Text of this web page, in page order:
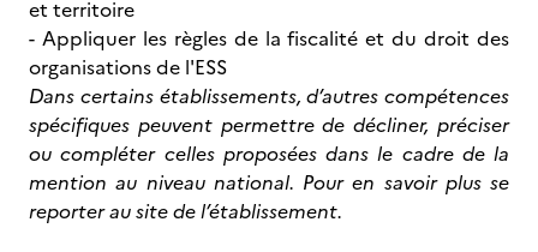
et territoire
- Appliquer les règles de la fiscalité et du droit des
organisations de l'ESS
Dans certains établissements, d’autres compétences
spécifiques peuvent permettre de décliner, préciser
ou compléter celles proposées dans le cadre de la
mention au niveau national. Pour en savoir plus se
reporter au site de l’établissement.